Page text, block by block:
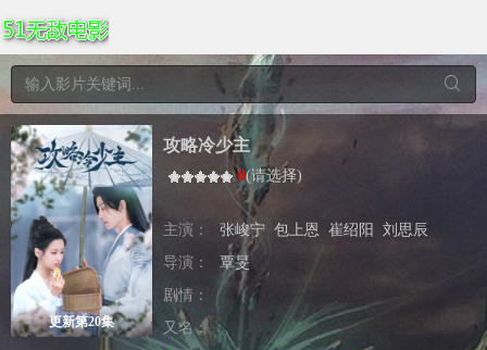
更新第20集
攻略冷少主
0(请选择)
主演： 张峻宁 包上恩 崔绍阳
刘思辰
导演：
覃旻
剧情：
又名：